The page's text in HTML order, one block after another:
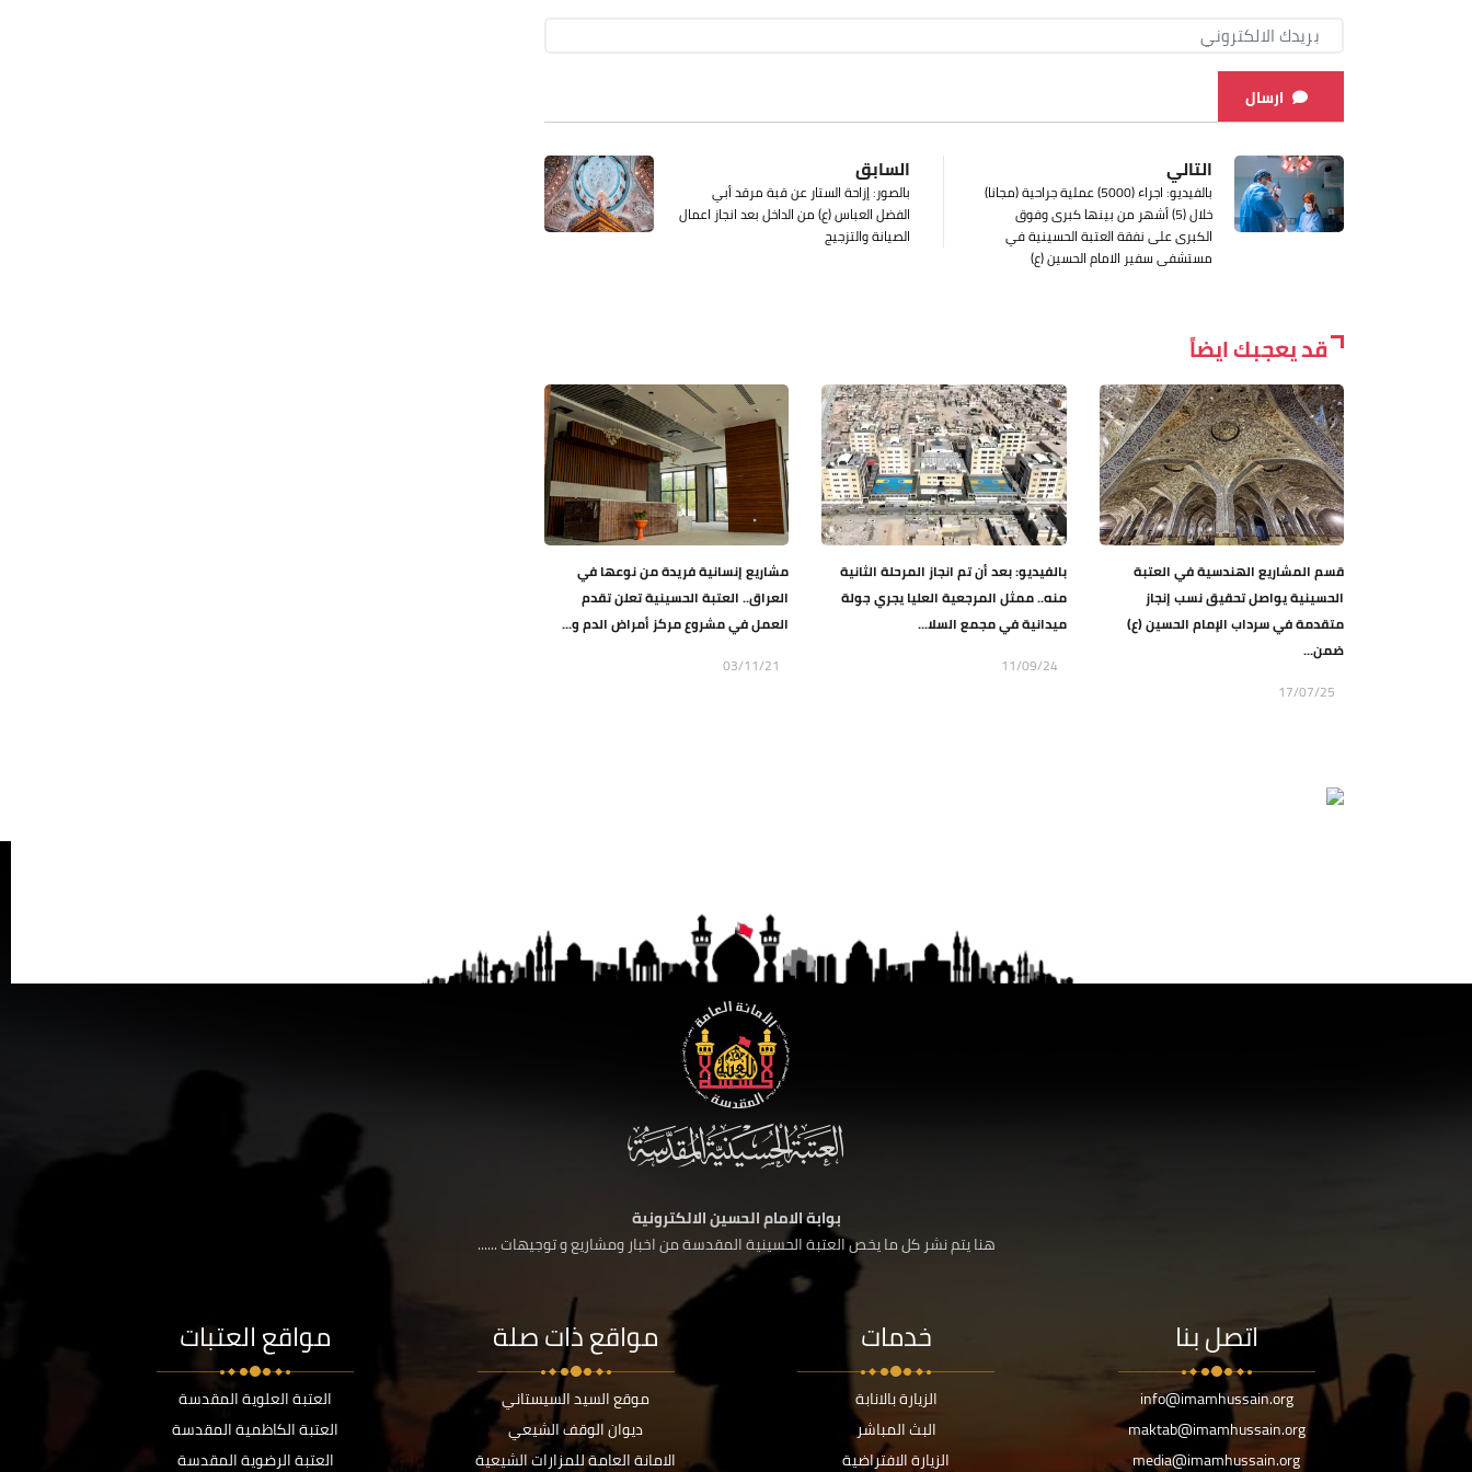
ارسال
السابق
بالصور: إزاحة الستار عن قبة مرقد أبي
الفضل العباس (ع) من الداخل بعد انجاز اعمال
الصيانة والتزجيج
التالي
بالفيديو: اجراء (5000) عملية جراحية (مجانا)
خلال (5) أشهر من بينها كبرى وفوق
الكبرى على نفقة العتبة الحسينية في
مستشفى سفير الامام الحسين (ع)
قد يعجبك ايضاً
قسم المشاريع الهندسية في العتبة
الحسينية يواصل تحقيق نسب إنجاز
متقدمة في سرداب الإمام الحسين (ع)
ضمن...
17/07/25
بالفيديو: بعد أن تم انجاز المرحلة الثانية
منه.. ممثل المرجعية العليا يجري جولة
ميدانية في مجمع السلا...
11/09/24
مشاريع إنسانية فريدة من نوعها في
العراق.. العتبة الحسينية تعلن تقدم
العمل في مشروع مركز أمراض الدم و...
03/11/21
بوابة الامام الحسين الالكترونية
هنا يتم نشر كل ما يخص العتبة الحسينية المقدسة من اخبار ومشاريع و توجيهات ......
اتصل بنا
info@imamhussain.org
maktab@imamhussain.org
media@imamhussain.org
خدمات
الزيارة بالانابة
البث المباشر
الزيارة الافتراضية
مواقع ذات صلة
موقع السيد السيستاني
ديوان الوقف الشيعي
الامانة العامة للمزارات الشيعية
مواقع العتبات
العتبة العلوية المقدسة
العتبة الكاظمية المقدسة
العتبة الرضوية المقدسة